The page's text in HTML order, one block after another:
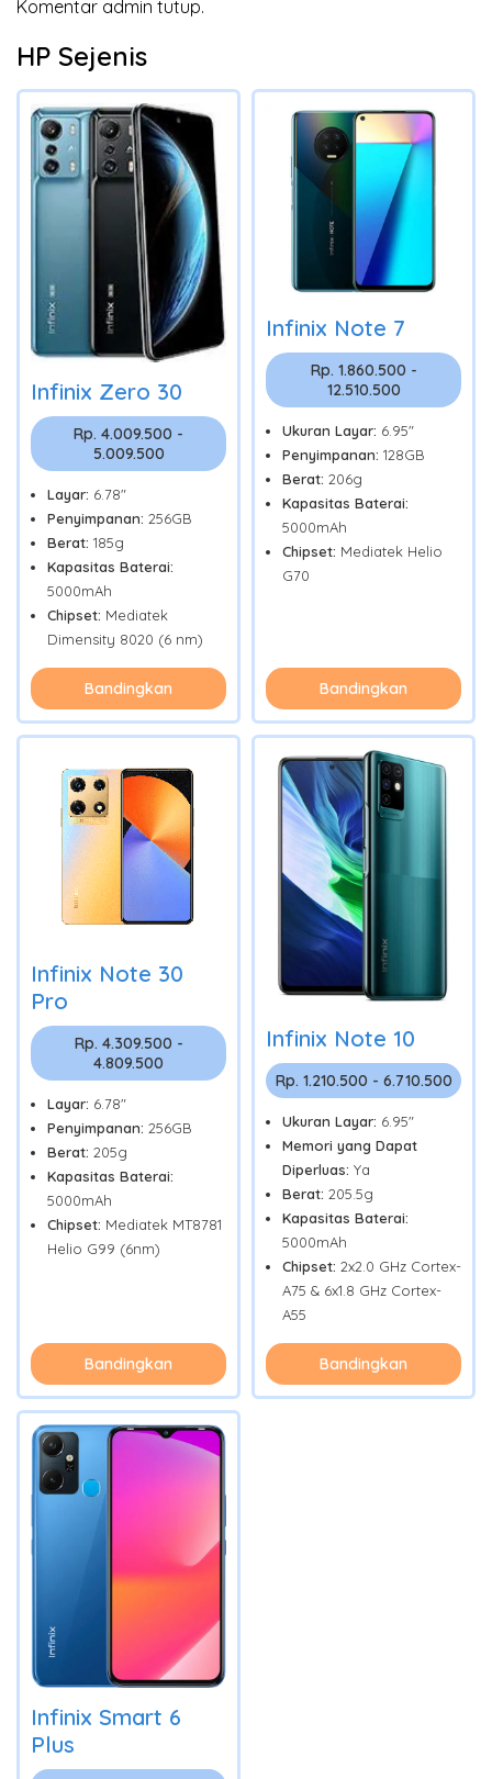
Komentar admin tutup.
HP Sejenis
Infinix Zero 30
Rp. 4.009.500 -
5.009.500
Layar: 6.78"
Penyimpanan: 256GB
Berat: 185g
Kapasitas Baterai:
5000mAh
Chipset: Mediatek
Dimensity 8020 (6 nm)
Bandingkan
Infinix Note 7
Rp. 1.860.500 -
12.510.500
Ukuran Layar: 6.95"
Penyimpanan: 128GB
Berat: 206g
Kapasitas Baterai:
5000mAh
Chipset: Mediatek Helio
G70
Bandingkan
Infinix Note 30
Pro
Rp. 4.309.500 -
4.809.500
Layar: 6.78"
Penyimpanan: 256GB
Berat: 205g
Kapasitas Baterai:
5000mAh
Chipset: Mediatek MT8781
Helio G99 (6nm)
Bandingkan
Infinix Note 10
Rp. 1.210.500 - 6.710.500
Ukuran Layar: 6.95"
Memori yang Dapat
Diperluas: Ya
Berat: 205.5g
Kapasitas Baterai:
5000mAh
Chipset: 2x2.0 GHz Cortex-
A75 & 6x1.8 GHz Cortex-
A55
Bandingkan
Infinix Smart 6
Plus